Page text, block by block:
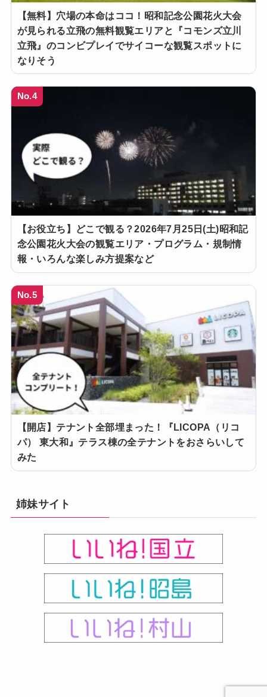
【無料】穴場の本命はココ！昭和記念公園花火大会
が見られる立飛の無料観覧エリアと『コモンズ立川
立飛』のコンビプレイでサイコーな観覧スポットに
なりそう
No.4
【お役立ち】どこで観る？2026年7月25日(土)昭和記
念公園花火大会の観覧エリア・プログラム・規制情
報・いろんな楽しみ方提案など
No.5
【開店】テナント全部埋まった！『LICOPA（リコ
パ） 東大和』テラス棟の全テナントをおさらいして
みた
姉妹サイト